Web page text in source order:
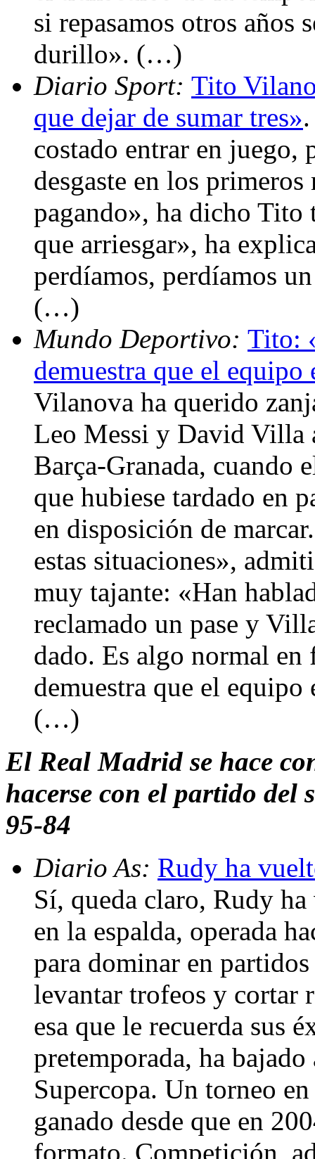
si repasamos otros años
durillo». (…)
Diario Sport: Tito
que dejar de sumar tres»
costado entrar en juego,
desgaste en los
pagando», ha dicho Tito
que arriesgar», ha
perdíamos, perdíamos
(…)
Mundo Deportivo: Tito:
demuestra que el equipo
Vilanova ha querido
Leo Messi y David Villa
Barça-Granada, cuando
que hubiese tardado en
en disposición de
estas situaciones»,
muy tajante: «Han
reclamado un pase y
dado. Es algo normal
demuestra que el
(…)
El Real Madrid se hace
hacerse con el partido del
95-84
Diario As: Rudy ha
Sí, queda claro, Rudy
en la espalda, operada
para dominar en
levantar trofeos y cortar
esa que le recuerda sus
pretemporada, ha
Supercopa. Un torneo
ganado desde que en
formato. Competición,